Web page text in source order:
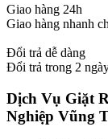
Giao hàng 24h
Giao hàng nhanh
Đổi trả dễ dàng
Đổi trả trong 2
Dịch Vụ Giặt
Nghiệp Vũng